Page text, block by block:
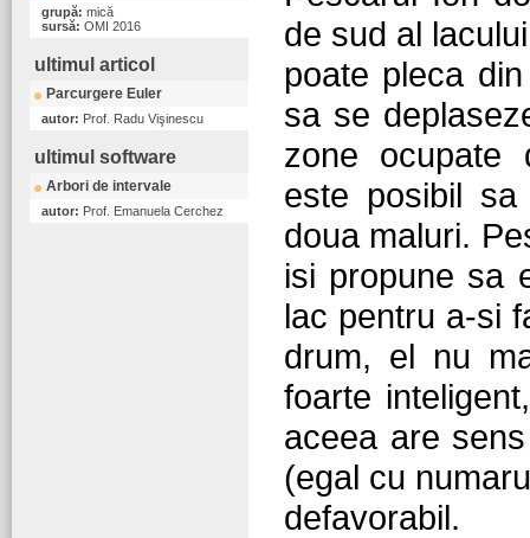
grupă: mică
sursă: OMI 2016
ultimul articol
Parcurgere Euler
autor: Prof. Radu Vişinescu
ultimul software
Arbori de intervale
autor: Prof. Emanuela Cerchez
de sud al
poate pleca
sa se
zone ocupate
este posibil
doua maluri.
isi propune sa
lac pentru a-si
drum, el nu
foarte
aceea are
(egal cu
defavorabil.